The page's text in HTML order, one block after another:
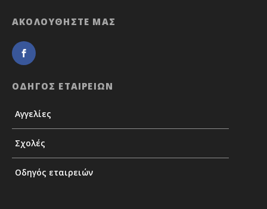
ΑΚΟΛΟΥΘΗΣΤΕ ΜΑΣ
ΟΔΗΓΟΣ ΕΤΑΙΡΕΙΩΝ
Αγγελίες
Σχολές
Οδηγός εταιρειών